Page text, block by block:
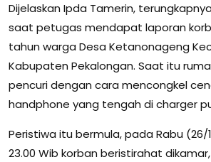
Dijelaskan Ipda Tamerin,
saat petugas mendapat laporan
tahun warga Desa Ketanonageng
Kabupaten Pekalongan. Saat itu
pencuri dengan cara mencongkel
handphone yang tengah di charger
Peristiwa itu bermula, pada Rabu (26/
23.00 Wib korban beristirahat